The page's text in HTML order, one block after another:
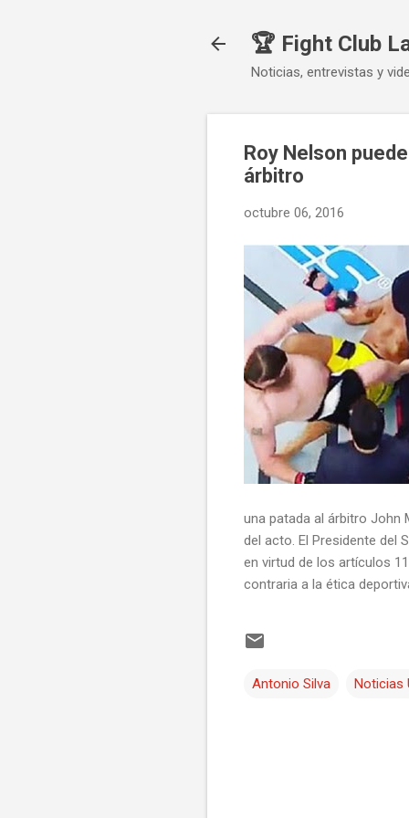
🏆 Fight Club
Noticias, entrevistas y
Roy Nelson
árbitro
octubre 06, 2016
una patada al árbitro John
del acto. El Presidente del
en virtud de los artículos
contraria a la ética
Antonio Silva Noticias